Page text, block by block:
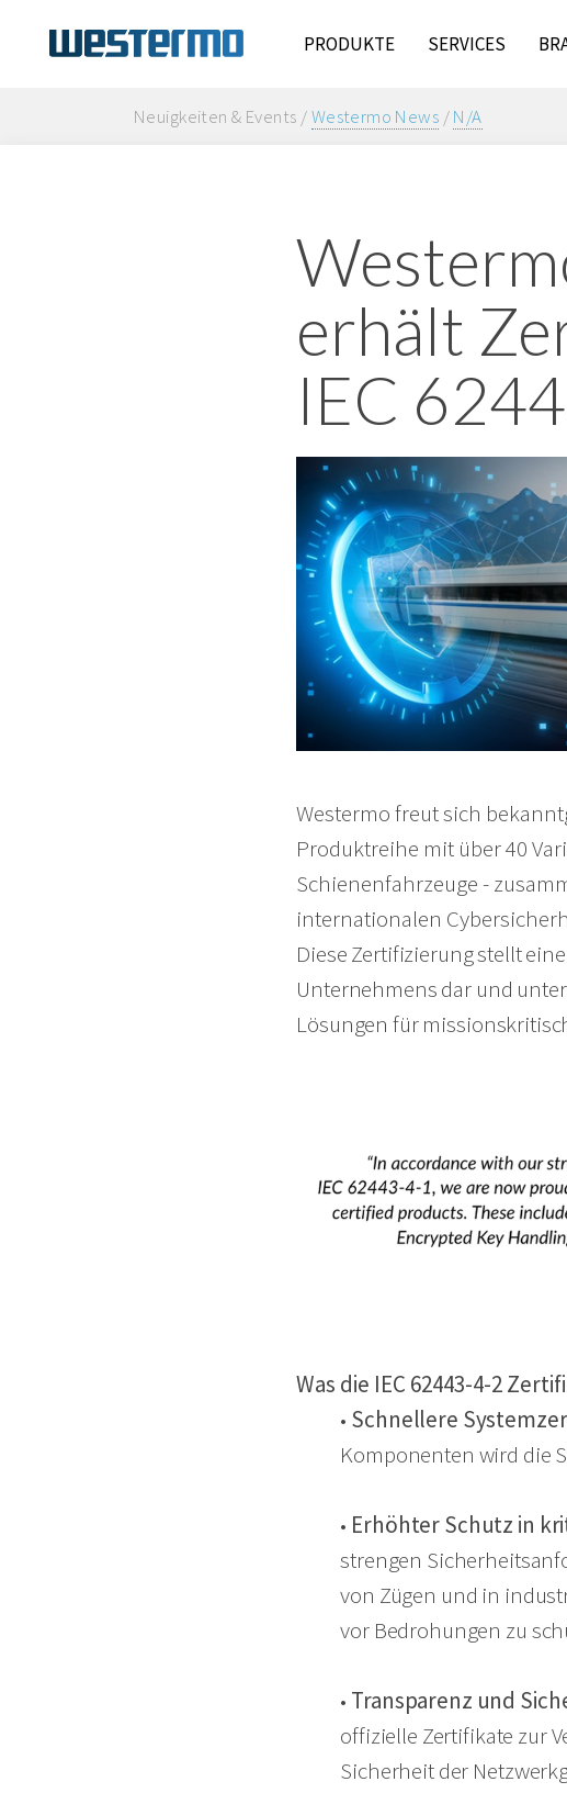
PRODUKTE SERVICES
Neuigkeiten & Events /Westermo News /N/A
erhält
IEC
Westermo freut sich
Produktreihe mit über 40
Schienenfahrzeuge -
internationalen
Diese Zertifizierung stellt
Unternehmens dar und
Lösungen für
Was die IEC 62443-4-2
• Schnellere
Komponenten wird die
• Erhöhter Schutz in
strengen
von Zügen und in
vor Bedrohungen zu
• Transparenz und
offizielle Zertifikate zur
Sicherheit der